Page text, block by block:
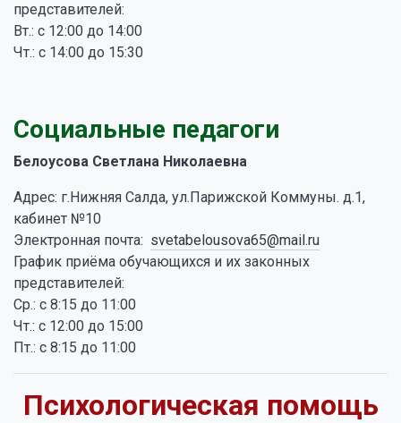
представителей:
Вт.: с 12:00 до 14:00
Чт.: с 14:00 до 15:30
Социальные педагоги
Белоусова Светлана Николаевна
Адрес: г.Нижняя Салда, ул.Парижской Коммуны. д.1,
кабинет №10
Электронная почта: svetabelousova65@mail.ru
График приёма обучающихся и их законных
представителей:
Ср.: с 8:15 до 11:00
Чт.: с 12:00 до 15:00
Пт.: с 8:15 до 11:00
Психологическая помощь